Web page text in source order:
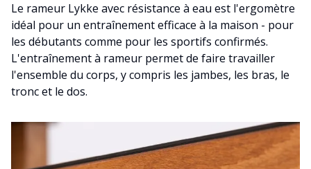
Le rameur Lykke avec résistance à eau est l'ergomètre
idéal pour un entraînement efficace à la maison - pour
les débutants comme pour les sportifs confirmés.
L'entraînement à rameur permet de faire travailler
l'ensemble du corps, y compris les jambes, les bras, le
tronc et le dos.